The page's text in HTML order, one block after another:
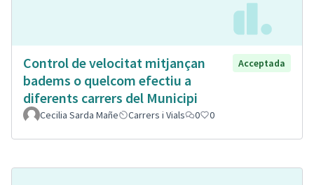
Control de velocitat mitjançan
badems o quelcom efectiu a
diferents carrers del Municipi
Acceptada
Cecilia Sarda Mañe Carrers i Vials 0 0